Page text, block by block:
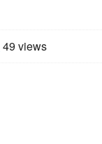
49 views